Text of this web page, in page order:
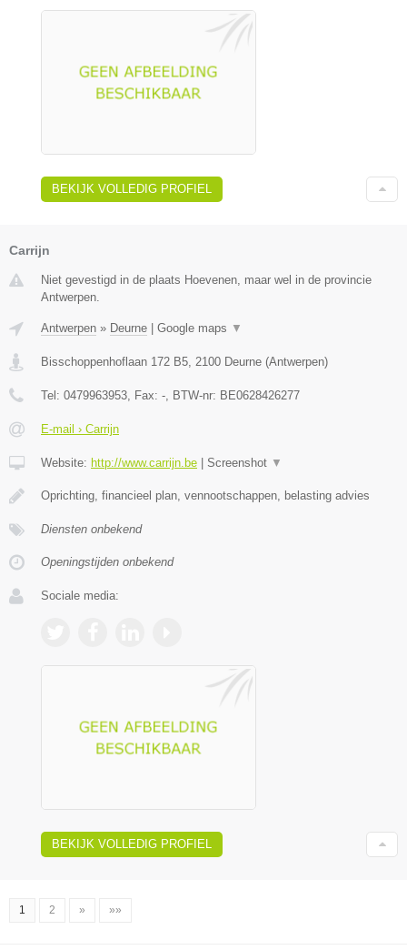
BEKIJK VOLLEDIG PROFIEL
Carrijn
Niet gevestigd in de plaats Hoevenen, maar wel in de provincie
Antwerpen.
Antwerpen » Deurne Google maps ▼
Bisschoppenhoflaan 172 B5 2100 Deurne (Antwerpen)
Tel: 0479963953 , Fax: - , BTW-nr: BE0628426277
E-mail › Carrijn
Website: http://www.carrijn.be Screenshot ▼
Oprichting, financieel plan, vennootschappen, belasting advies
Diensten onbekend
Openingstijden onbekend
Sociale media:
BEKIJK VOLLEDIG PROFIEL
1 2 » »»